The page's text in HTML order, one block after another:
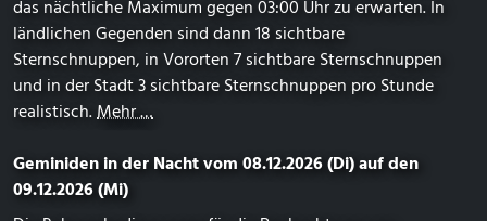
das nächtliche Maximum gegen 03:00 Uhr zu erwarten. In
ländlichen Gegenden sind dann 18 sichtbare
Sternschnuppen, in Vororten 7 sichtbare Sternschnuppen
und in der Stadt 3 sichtbare Sternschnuppen pro Stunde
realistisch.Mehr …
Geminiden in der Nacht vom 08.12.2026 (Di) auf den
09.12.2026 (Mi)